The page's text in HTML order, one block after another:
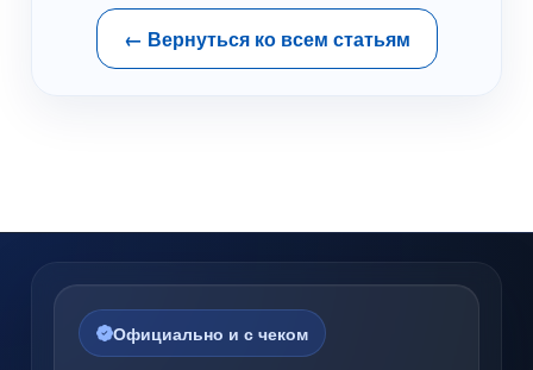
← Вернуться ко всем статьям
Официально и с чеком